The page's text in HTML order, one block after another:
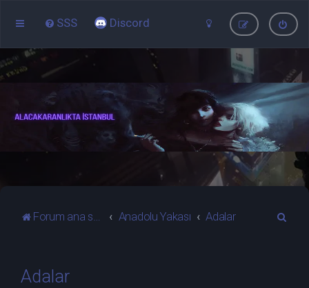
SSS Discord
Forum ana sayfa Anadolu Yakası Adalar
Adalar